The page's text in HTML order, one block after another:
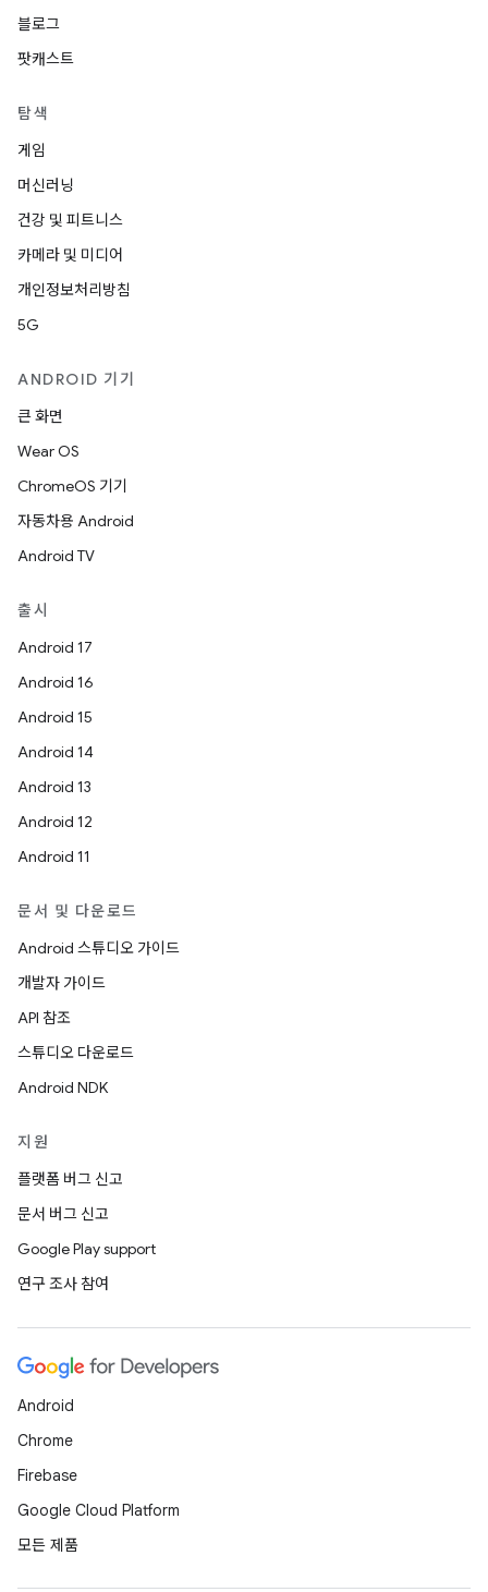
블로그
팟캐스트
탐색
게임
머신러닝
건강 및 피트니스
카메라 및 미디어
개인정보처리방침
5G
ANDROID 기기
큰 화면
Wear OS
ChromeOS 기기
자동차용 Android
Android TV
출시
Android 17
Android 16
Android 15
Android 14
Android 13
Android 12
Android 11
문서 및 다운로드
Android 스튜디오 가이드
개발자 가이드
API 참조
스튜디오 다운로드
Android NDK
지원
플랫폼 버그 신고
문서 버그 신고
Google Play support
연구 조사 참여
Android
Chrome
Firebase
Google Cloud Platform
모든 제품